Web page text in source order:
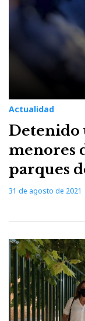
Actualidad
Detenido
menores
parques
31 de agosto de 2021